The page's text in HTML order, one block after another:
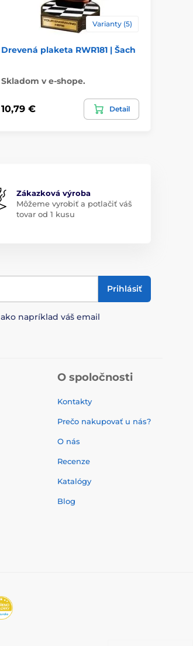
Varianty (5)
Drevená plaketa RWR181 | Šach
Skladom v e-shope.
10,79 € Detail
Zákazková výroba
Môžeme vyrobiť a potlačiť váš
tovar od 1 kusu
Prihlásiť
ako napríklad váš email
O spoločnosti
Kontakty
Prečo nakupovať u nás?
O nás
Recenze
Katalógy
Blog